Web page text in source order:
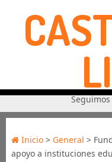
Inicio> General >
apoyo a instituciones